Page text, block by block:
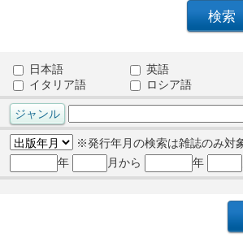
日本語
英語
イタリア語
ロシア語
※発行年月の検索は雑誌のみ対
年
月から 年